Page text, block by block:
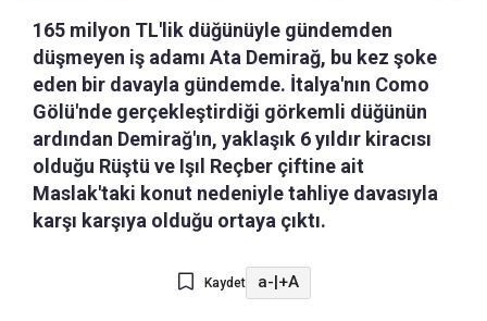
165 milyon TL'lik düğünüyle gündemden
düşmeyen iş adamı Ata Demirağ, bu kez şoke
eden bir davayla gündemde. İtalya'nın Como
Gölü'nde gerçekleştirdiği görkemli düğünün
ardından Demirağ'ın, yaklaşık 6 yıldır kiracısı
olduğu Rüştü ve Işıl Reçber çiftine ait
Maslak'taki konut nedeniyle tahliye davasıyla
karşı karşıya olduğu ortaya çıktı.
Kaydet a-|+A